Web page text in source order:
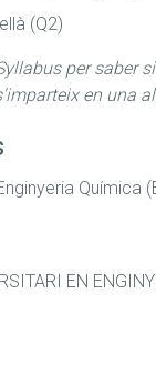
(Q2)
per saber
en una
Química
EN